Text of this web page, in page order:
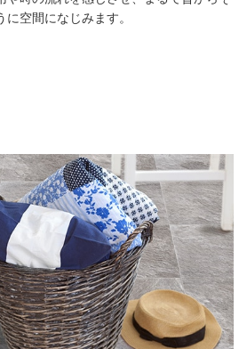
空間になじみます。